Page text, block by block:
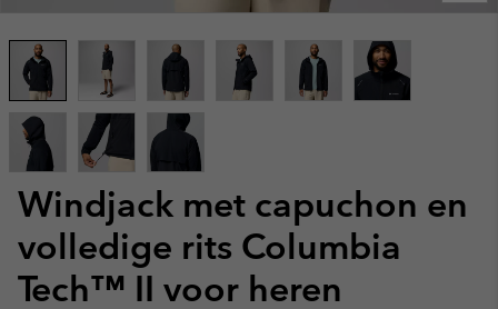
Windjack met capuchon en
volledige rits Columbia
Tech™ II voor heren